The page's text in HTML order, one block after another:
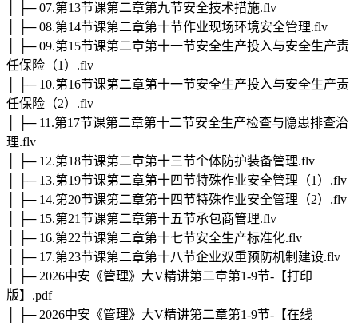
│ ├─ 07.第13节课第二章第九节安全技术措施.flv
│ ├─ 08.第14节课第二章第十节作业现场环境安全管理.flv
│ ├─ 09.第15节课第二章第十一节安全生产投入与安全生产责
任保险（1）.flv
│ ├─ 10.第16节课第二章第十一节安全生产投入与安全生产责
任保险（2）.flv
│ ├─ 11.第17节课第二章第十二节安全生产检查与隐患排查治
理.flv
│ ├─ 12.第18节课第二章第十三节个体防护装备管理.flv
│ ├─ 13.第19节课第二章第十四节特殊作业安全管理（1）.flv
│ ├─ 14.第20节课第二章第十四节特殊作业安全管理（2）.flv
│ ├─ 15.第21节课第二章第十五节承包商管理.flv
│ ├─ 16.第22节课第二章第十七节安全生产标准化.flv
│ ├─ 17.第23节课第二章第十八节企业双重预防机制建设.flv
│ ├─ 2026中安《管理》大V精讲第二章第1-9节-【打印
版】.pdf
│ ├─ 2026中安《管理》大V精讲第二章第1-9节-【在线